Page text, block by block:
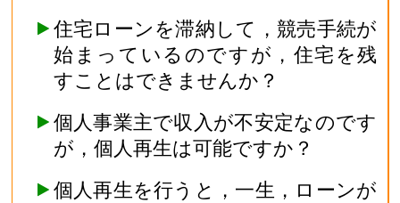
住宅ローンを滞納して，競売手続が
始まっているのですが，住宅を残
すことはできませんか？
個人事業主で収入が不安定なのです
が，個人再生は可能ですか？
個人再生を行うと，一生，ローンが